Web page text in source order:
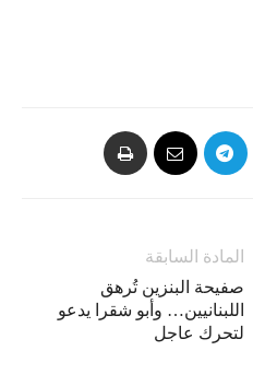
المادة السابقة
صفيحة البنزين تُرهق
اللبنانيين… وأبو شقرا يدعو
لتحرك عاجل